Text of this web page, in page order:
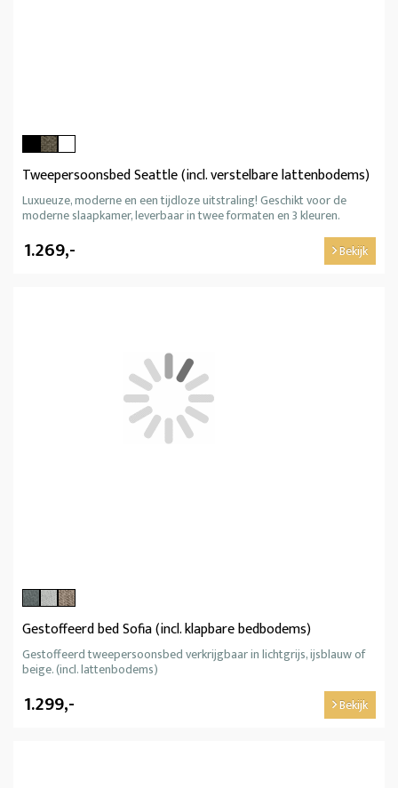
Tweepersoonsbed Seattle (incl. verstelbare lattenbodems)
Luxueuze, moderne en een tijdloze uitstraling! Geschikt voor de
moderne slaapkamer, leverbaar in twee formaten en 3 kleuren.
1.269,- Bekijk
Gestoffeerd bed Sofia (incl. klapbare bedbodems)
Gestoffeerd tweepersoonsbed verkrijgbaar in lichtgrijs, ijsblauw of
beige. (incl. lattenbodems)
1.299,- Bekijk